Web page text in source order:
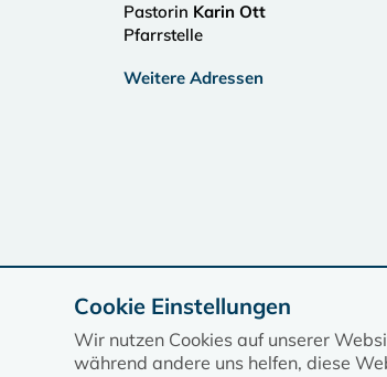
Pastorin Karin Ott
Pfarrstelle
Weitere Adressen
Cookie Einstellungen
Wir nutzen Cookies auf unserer
während andere uns helfen, diese